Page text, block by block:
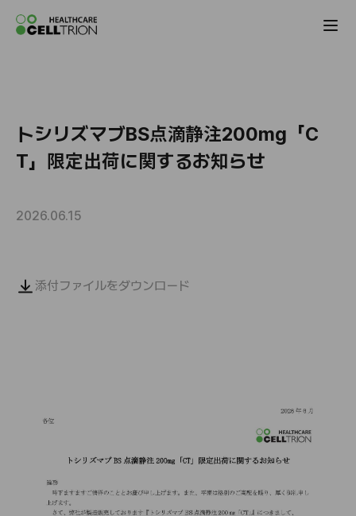
Celltrion the Global Pharmaceutical
トシリズマブBS点滴静注200mg「C
T」限定出荷に関するお知らせ
2026.06.15
添付ファイルをダウンロード